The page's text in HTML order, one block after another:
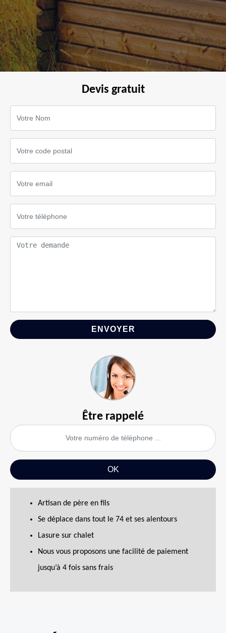
Devis gratuit
Être rappelé
Artisan de père en fils
Se déplace dans tout le 74 et ses alentours
Lasure sur chalet
Nous vous proposons une facilité de paiement
jusqu’à 4 fois sans frais